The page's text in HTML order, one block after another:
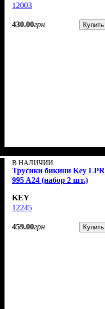
12003
430.00грн Купить
В НАЛИЧИИ
Трусики бикини Key LPR
995 A24 (набор 2 шт.)
KEY
12245
459.00грн Купить